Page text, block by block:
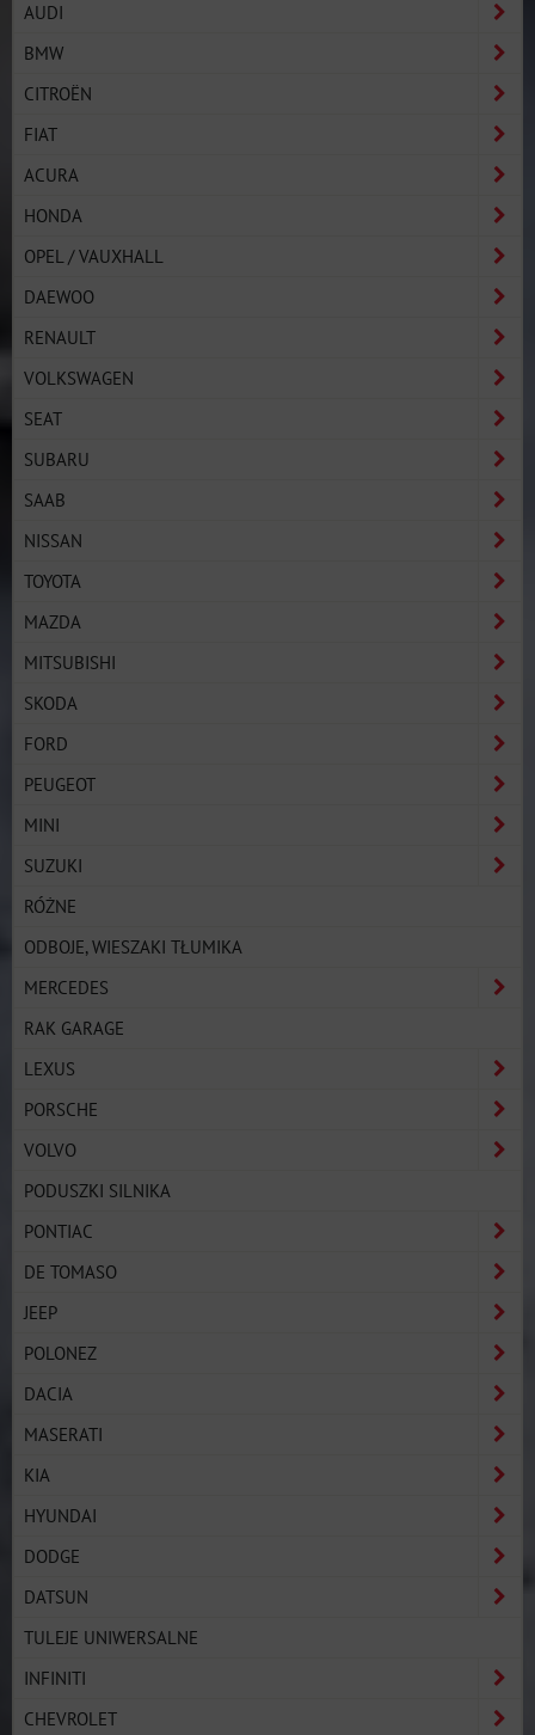
AUDI
BMW
CITROËN
FIAT
ACURA
HONDA
OPEL / VAUXHALL
DAEWOO
RENAULT
VOLKSWAGEN
SEAT
SUBARU
SAAB
NISSAN
TOYOTA
MAZDA
MITSUBISHI
SKODA
FORD
PEUGEOT
MINI
SUZUKI
RÓŻNE
ODBOJE, WIESZAKI TŁUMIKA
MERCEDES
RAK GARAGE
LEXUS
PORSCHE
VOLVO
PODUSZKI SILNIKA
PONTIAC
DE TOMASO
JEEP
POLONEZ
DACIA
MASERATI
KIA
HYUNDAI
DODGE
DATSUN
TULEJE UNIWERSALNE
INFINITI
CHEVROLET